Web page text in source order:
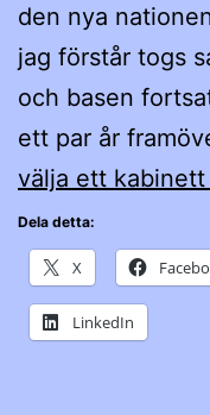
den nya
jag förstår togs
och basen
ett par år
välja ett
Dela detta:
X
LinkedIn